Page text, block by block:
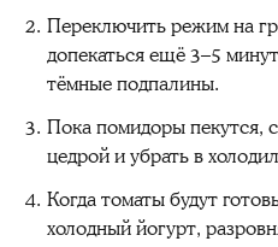
Переключить режим на
допекаться ещё 3–5
тёмные подпалины.
Пока помидоры пекутся,
цедрой и убрать в
Когда томаты будут
холодный йогурт,